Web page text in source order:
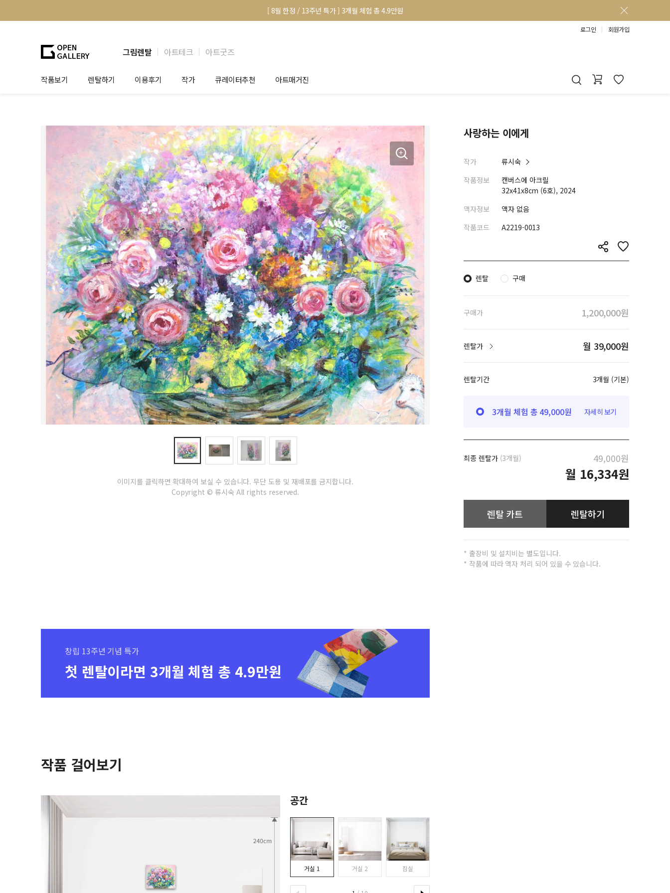
[ 8월 한정 / 13주년 특가 ] 3개월 체험 총 4.9만원
로그인 회원가입
그림렌탈 아트테크 아트굿즈
작품보기 렌탈하기
법인상담
기프트카드
이용후기
법인 고객
셀럽 인터뷰
작가
작가공모
큐레이터추천
작품선택 Tip
그림인테리어 Tip
테마별 추천
아트매거진
미술 이야기
아트 딕셔너리
이미지를 클릭하면 확대하여 보실 수 있습니다. 무단 도용 및 재배포를 금지합니다.
Copyright © 류시숙 All rights reserved.
사랑하는 이에게
작가
류시숙
작품정보
캔버스에 아크릴
32x41x8cm (6호), 2024
액자정보
액자 없음
작품코드
A2219-0013
렌탈 구매
구매가 1,200,000원
렌탈가 월 39,000원
렌탈기간 3개월 (기본)
3개월 체험 총 49,000원 자세히 보기
최종 렌탈가(3개월) 49,000원
월 16,334원
렌탈 카트 렌탈하기
* 출장비 및 설치비는 별도입니다.
* 작품에 따라 액자 처리 되어 있을 수 있습니다.
창립 13주년 기념 특가
첫 렌탈이라면 3개월 체험 총 4.9만원
작품 걸어보기
공간
거실 1 거실 2 침실